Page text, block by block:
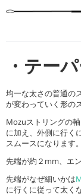
・テー
均一な太さの普通の
が変わっていく形の
Mozuストリングの
に加え、外側に行く
スムースになります。
先端が約２mm、エ
先端がなぜ細いかは
に行くに従って太く